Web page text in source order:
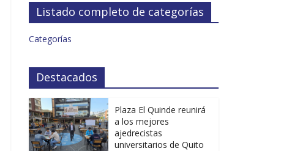
Listado completo de categorías
Categorías
Destacados
Plaza El Quinde reunirá
a los mejores
ajedrecistas
universitarios de Quito